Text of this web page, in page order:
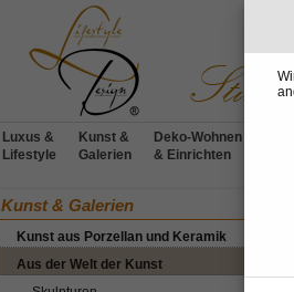
Luxus &
Lifestyle
Kunst &
Galerien
Deko-Wohnen
& Einrichten
Kunst & Galerien
Kunst aus Porzellan und Keramik
Aus der Welt der Kunst